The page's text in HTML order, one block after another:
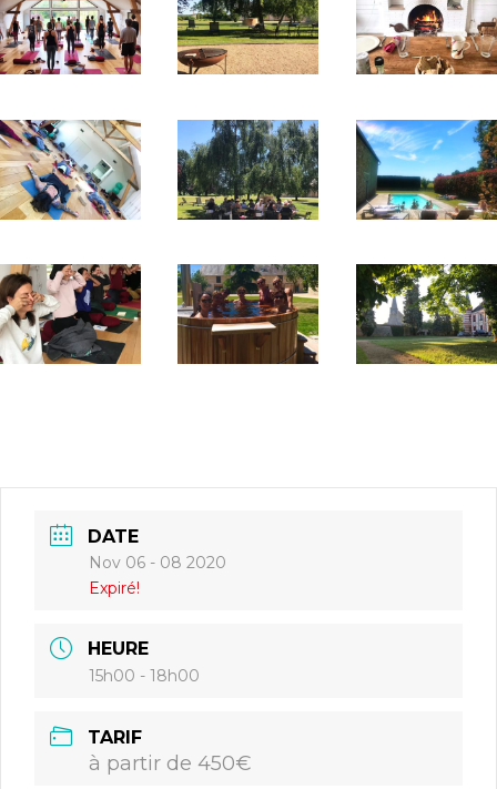
DATE
Nov 06 - 08 2020
Expiré!
HEURE
15h00 - 18h00
TARIF
à partir de 450€